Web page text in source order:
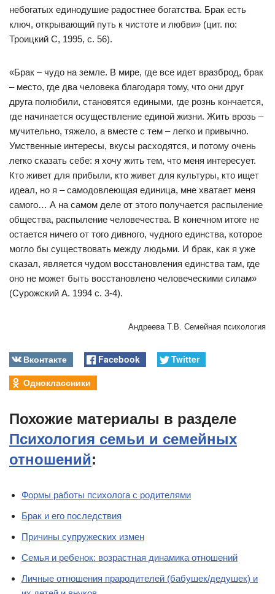
небогатых единодушие радостнее богатства. Брак есть
ключ, открывающий путь к чистоте и любви» (цит. по:
Троицкий С, 1995, с. 56).
«Брак – чудо на земле. В мире, где все идет вразброд, брак
– место, где два человека благодаря тому, что они друг
друга полюбили, становятся едиными, где рознь кончается,
где начинается осуществление единой жизни. Жить врозь –
мучительно, тяжело, а вместе с тем – легко и привычно.
Умственные интересы, вкусы расходятся, и потому очень
легко сказать себе: я хочу жить тем, что меня интересует.
Кто живет для прибыли, кто живет для культуры, кто ищет
идеал, но я – самодовлеющая единица, мне хватает меня
самого… А на самом деле от этого получается распыление
общества, распыление человечества. В конечном итоге не
остается ничего от того дивного, чудного единства, которое
могло бы существовать между людьми. И брак, как я уже
сказал, является чудом восстановления единства там, где
оно не может быть восстановлено человеческими силам»
(Сурожский А. 1994 с. 3-4).
Андреева Т.В. Семейная психология
Вконтакте Facebook
Twitter
Одноклассники
Похожие материалы в разделе
Психология семьи и семейных
отношений:
Формы работы психолога с родителями
Брак и его последствия
Причины супружеских измен
Семья и ребенок: возрастная динамика отношений
Личные отношения прародителей (бабушек/дедушек) и